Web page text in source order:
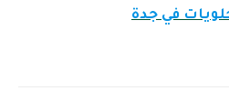
في جدة